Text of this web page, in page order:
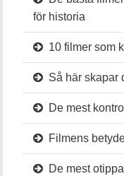
för historia
10 filmer som
Så här skapar
De mest
Filmens
De mest